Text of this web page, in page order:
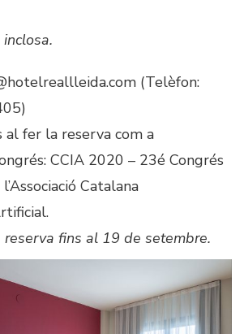
(Telèfon:
fer la reserva com a
CCIA 2020 – 23é Congrés
Catalana
fins al 19 de setembre.